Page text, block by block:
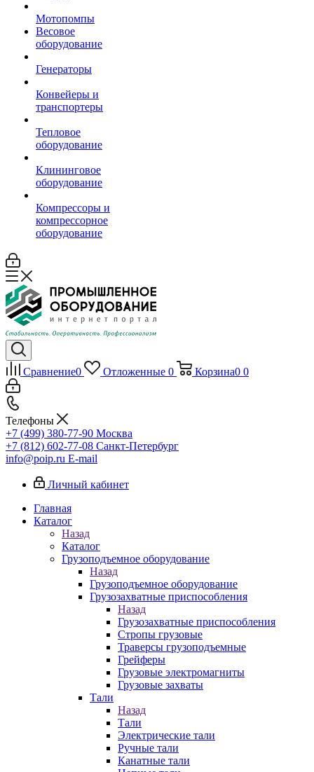
Мотопомпы
Весовое
оборудование
Генераторы
Конвейеры и
транспортеры
Тепловое
оборудование
Клининговое
оборудование
Компрессоры и
компрессорное
оборудование
Сравнение0 Отложенные 0 Корзина0 0
Телефоны
+7 (499) 380-77-90 Москва
+7 (812) 602-77-08 Санкт-Петербург
info@poip.ru E-mail
Личный кабинет
Главная
Каталог
Назад
Каталог
Грузоподъемное оборудование
Назад
Грузоподъемное оборудование
Грузозахватные приспособления
Назад
Грузозахватные приспособления
Стропы грузовые
Траверсы грузоподъемные
Грейферы
Грузовые электромагниты
Грузовые захваты
Тали
Назад
Тали
Электрические тали
Ручные тали
Канатные тали